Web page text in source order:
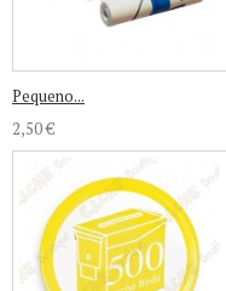
Pequeno...
2,50 €